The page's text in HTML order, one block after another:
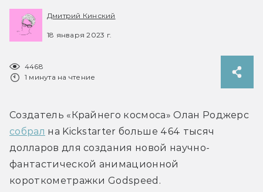
Дмитрий Кинский
18 января 2023 г.
4468
1 минута на чтение
собрал на Kickstarter больше 464 тысяч
долларов для создания новой научно-
фантастической анимационной
короткометражки Godspeed.